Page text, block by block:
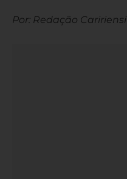
Por: Redação Caririensi